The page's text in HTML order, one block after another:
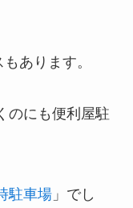
あります。
のにも便利屋駐
駐車場」でし